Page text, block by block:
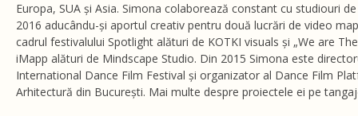
Europa, SUA și Asia. Simona colaborează constant cu studiouri
2016 aducându-și aportul creativ pentru două lucrări de video
cadrul festivalului Spotlight alături de KOTKI visuals și „We are
iMapp alături de Mindscape Studio. Din 2015 Simona este
International Dance Film Festival și organizator al Dance Film
Arhitectură din București. Mai multe despre proiectele ei pe